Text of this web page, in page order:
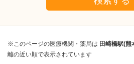
※このページの医療機関・薬局は 田崎橋駅(熊
離の近い順で表示されています